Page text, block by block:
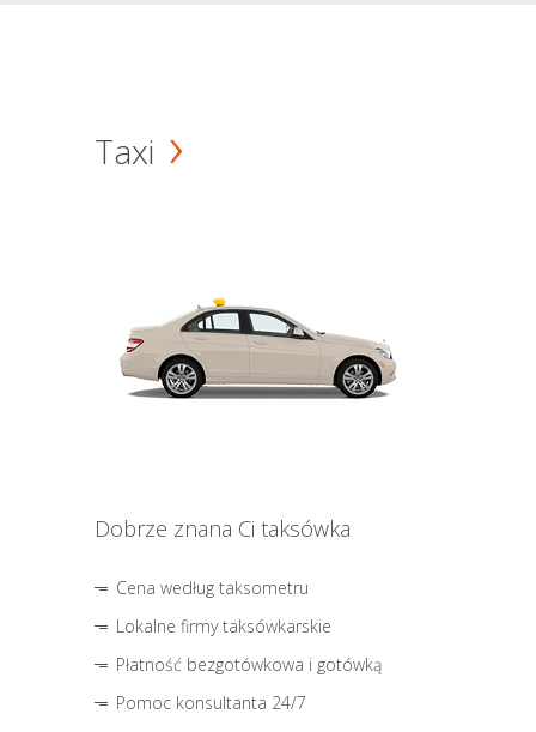
Taxi
Dobrze znana Ci taksówka
Cena według taksometru
Lokalne firmy taksówkarskie
Płatność bezgotówkowa i gotówką
Pomoc konsultanta 24/7